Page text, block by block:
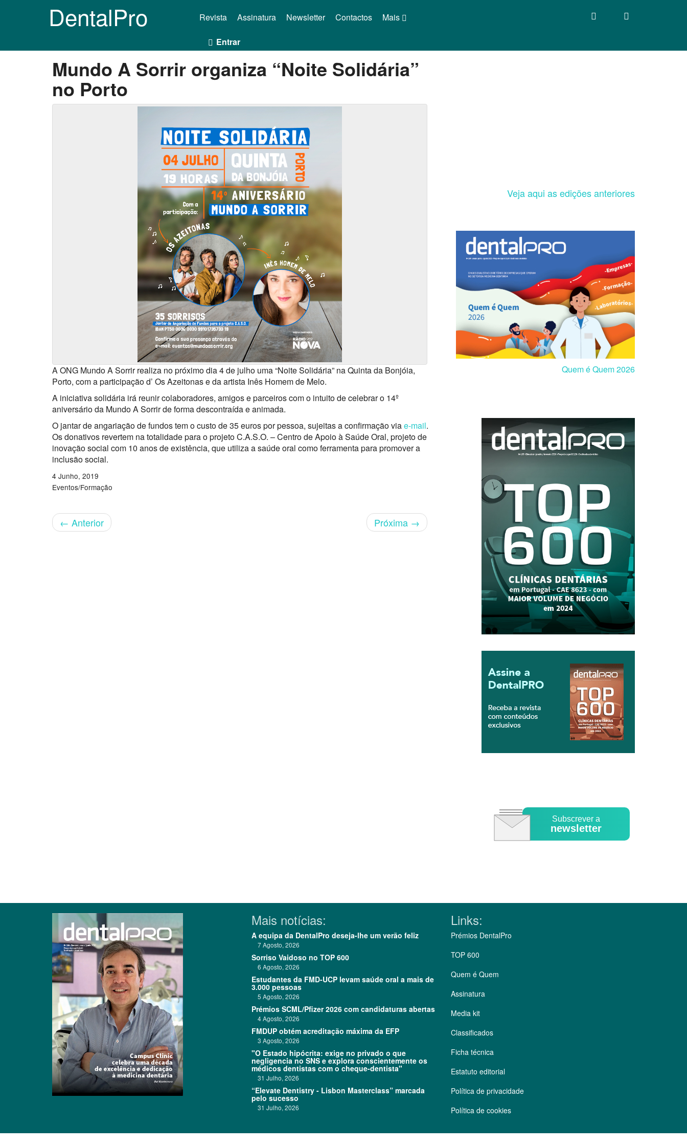
DentalPro Mais
Revista Assinatura Newsletter Contactos
Entrar
Mundo A Sorrir organiza “Noite Solidária”
no Porto
A ONG Mundo A Sorrir realiza no próximo dia 4 de julho uma “Noite Solidária” na Quinta da Bonjóia,
Porto, com a participação d’ Os Azeitonas e da artista Inês Homem de Melo.
A iniciativa solidária irá reunir colaboradores, amigos e parceiros com o intuito de celebrar o 14º
aniversário da Mundo A Sorrir de forma descontraída e animada.
O jantar de angariação de fundos tem o custo de 35 euros por pessoa, sujeitas a confirmação viae-mail.
Os donativos revertem na totalidade para o projeto C.A.S.O. – Centro de Apoio à Saúde Oral, projeto de
inovação social com 10 anos de existência, que utiliza a saúde oral como ferramenta para promover a
inclusão social.
4 Junho, 2019
Eventos/Formação
← Anterior Próxima →
Veja aqui as edições anteriores
Quem é Quem 2026
Subscrever a
newsletter
Clique para ler
Mais notícias:
A equipa da DentalPro deseja-lhe um verão feliz
7 Agosto, 2026
Sorriso Vaidoso no TOP 600
6 Agosto, 2026
Estudantes da FMD-UCP levam saúde oral a mais de
3.000 pessoas
5 Agosto, 2026
Prémios SCML/Pfizer 2026 com candidaturas abertas
4 Agosto, 2026
FMDUP obtém acreditação máxima da EFP
3 Agosto, 2026
"O Estado hipócrita: exige no privado o que
negligencia no SNS e explora conscientemente os
médicos dentistas com o cheque-dentista"
31 Julho, 2026
“Elevate Dentistry - Lisbon Masterclass” marcada
pelo sucesso
31 Julho, 2026
Links:
Prémios DentalPro
TOP 600
Quem é Quem
Assinatura
Media kit
Classificados
Ficha técnica
Estatuto editorial
Política de privacidade
Política de cookies